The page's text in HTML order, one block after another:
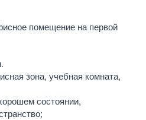
помещение на первой
зона, учебная комната,
состоянии,